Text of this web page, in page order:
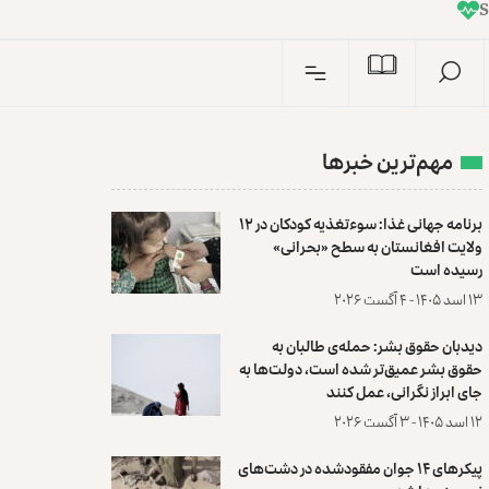
n
I
مهم‌ترین خبرها
برنامه جهانی غذا: سوءتغذیه کودکان در ۱۲
ولایت افغانستان به سطح «بحرانی»
رسیده است
۱۳ اسد ۱۴۰۵ - ۴ آگست ۲۰۲۶
دیدبان حقوق بشر: حمله‌ی طالبان به
حقوق بشر عمیق‌تر شده است، دولت‌ها به
جای ابراز نگرانی، عمل کنند
۱۲ اسد ۱۴۰۵ - ۳ آگست ۲۰۲۶
پیکرهای ۱۴ جوان مفقودشده در دشت‌های